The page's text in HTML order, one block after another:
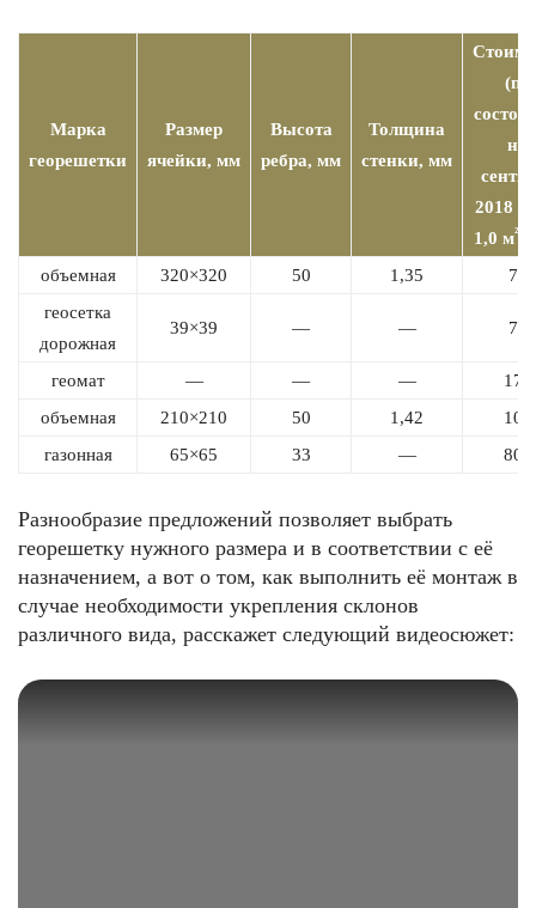
Марка
георешетки
Размер
ячейки, мм
Высота
ребра, мм
Толщина
стенки, мм
(по
на
2018
1,0 м²
объемная
320×320 50 1,35
75
геосетка
дорожная
39×39 — — 72
геомат — — —
178
объемная
210×210 50 1,42
100
газонная
65×65 33 — 800
Разнообразие предложений позволяет выбрать
георешетку нужного размера и в соответствии с её
назначением, а вот о том, как выполнить её монтаж в
случае необходимости укрепления склонов
различного вида, расскажет следующий видеосюжет: